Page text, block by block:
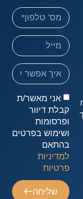
אני מאשר/ת
קבלת דיוור
ופרסומות
ושימוש בפרטים
בהתאם
למדיניות
פרטיות
שליחה